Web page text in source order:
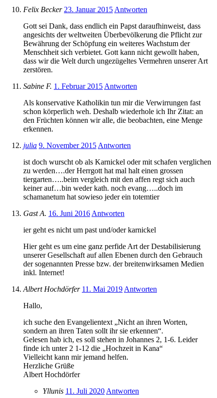
Felix Becker 23. Januar 2015 Antworten
Gott sei Dank, dass endlich ein Papst daraufhinweist, dass
angesichts der weltweiten Überbevölkerung die Pflicht zur
Bewährung der Schöpfung ein weiteres Wachstum der
Menschheit sich verbietet. Gott kann nicht gewollt haben,
dass wir die Welt durch ungezügeltes Vermehren unserer Art
zerstören.
Sabine F. 1. Februar 2015 Antworten
Als konservative Katholikin tun mir die Verwirrungen fast
schon körperlich weh. Deshalb wiederhole ich Ihr Zitat: an
den Früchten können wir alle, die beobachten, eine Menge
erkennen.
julia 9. November 2015 Antworten
ist doch wurscht ob als Karnickel oder mit schafen verglichen
zu werden….der Herrgott hat mal halt einen grossen
tiergarten…..beim vergleich mit den affen regt sich auch
keiner auf…bin weder kath. noch evang…..doch im
schamanetum hat sowieso jeder ein totemtier
Gast A. 16. Juni 2016 Antworten
ier geht es nicht um past und/oder karnickel
Hier geht es um eine ganz perfide Art der Destabilisierung
unserer Gesellschaft auf allen Ebenen durch den Gebrauch
der sogenannten Presse bzw. der breitenwirksamen Medien
inkl. Internet!
Albert Hochdörfer 11. Mai 2019 Antworten
Hallo,
ich suche den Evangelientext „Nicht an ihren Worten,
sondern an ihren Taten sollt ihr sie erkennen“.
Gelesen hab ich, es soll stehen in Johannes 2, 1-6. Leider
finde ich unter 2 1-12 die „Hochzeit in Kana“
Vielleicht kann mir jemand helfen.
Herzliche Grüße
Albert Hochdörfer
Yllunis 11. Juli 2020 Antworten